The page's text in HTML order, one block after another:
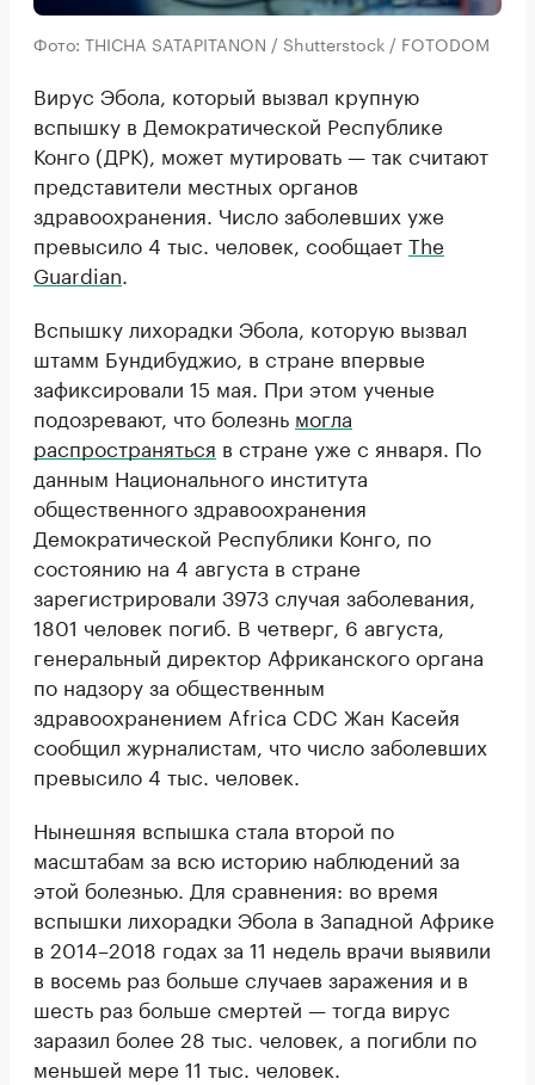
Фото: THICHA SATAPITANON / Shutterstock / FOTODOM
Вирус Эбола, который вызвал крупную
вспышку в Демократической Республике
Конго (ДРК), может мутировать — так считают
представители местных органов
здравоохранения. Число заболевших уже
превысило 4 тыс. человек, сообщаетThe
Guardian
Вспышку лихорадки Эбола, которую вызвал
штамм Бундибуджио, в стране впервые
зафиксировали 15 мая. При этом ученые
подозревают, что болезнь могла
распространяться в стране уже с января. По
данным Национального института
общественного здравоохранения
Демократической Республики Конго, по
состоянию на 4 августа в стране
зарегистрировали 3973 случая заболевания,
1801 человек погиб. В четверг, 6 августа,
генеральный директор Африканского органа
по надзору за общественным
здравоохранением Africa CDC Жан Касейя
сообщил журналистам, что число заболевших
превысило 4 тыс. человек.
Нынешняя вспышка стала второй по
масштабам за всю историю наблюдений за
этой болезнью. Для сравнения: во время
вспышки лихорадки Эбола в Западной Африке
в 2014–2018 годах за 11 недель врачи выявили
в восемь раз больше случаев заражения и в
шесть раз больше смертей — тогда вирус
заразил более 28 тыс. человек, а погибли по
меньшей мере 11 тыс. человек.